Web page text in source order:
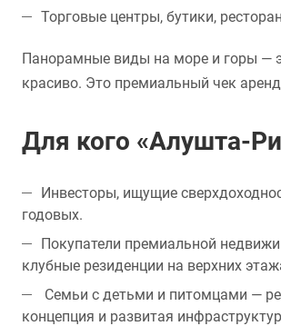
Торговые центры, бутики,
Панорамные виды на море и горы —
красиво. Это премиальный чек
Для кого «Алушта-
Инвесторы, ищущие
годовых.
Покупатели премиальной
клубные резиденции на верхних
Семьи с детьми и питомцами —
концепция и развитая